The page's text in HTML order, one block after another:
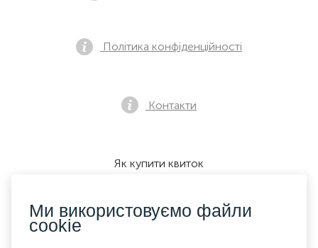
Політика конфіденційності
Контакти
Як купити квиток
Ми приймаємо:
Ми використовуємо файли
cookie